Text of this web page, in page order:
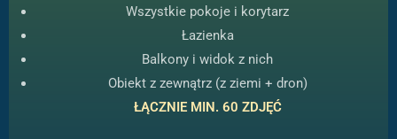
Wszystkie pokoje i korytarz
Łazienka
Balkony i widok z nich
Obiekt z zewnątrz (z ziemi + dron)
ŁĄCZNIE MIN. 60 ZDJĘĆ